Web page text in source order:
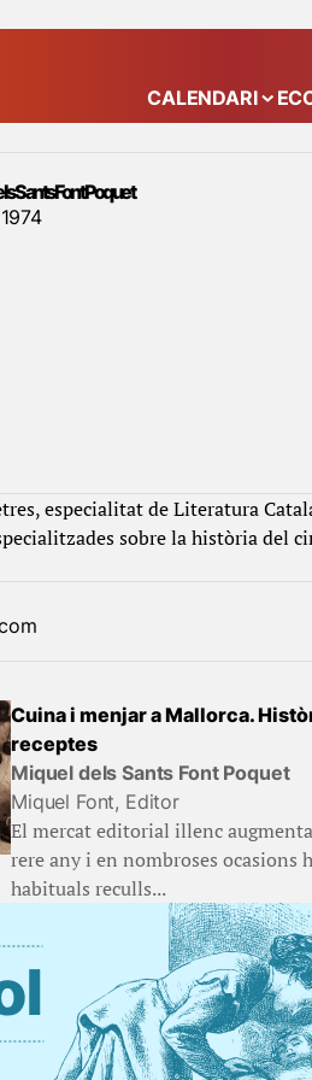
CALENDARI
Sants Font Poquet
especialitat de Literatura
sobre la història del
Cuina i menjar a Mallorca.
receptes
Miquel dels Sants Font Poquet
Miquel Font, Editor
El mercat editorial illenc
rere any i en nombroses ocasions
habituals reculls...